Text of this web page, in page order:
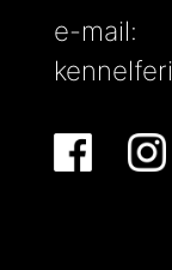
e-mail: